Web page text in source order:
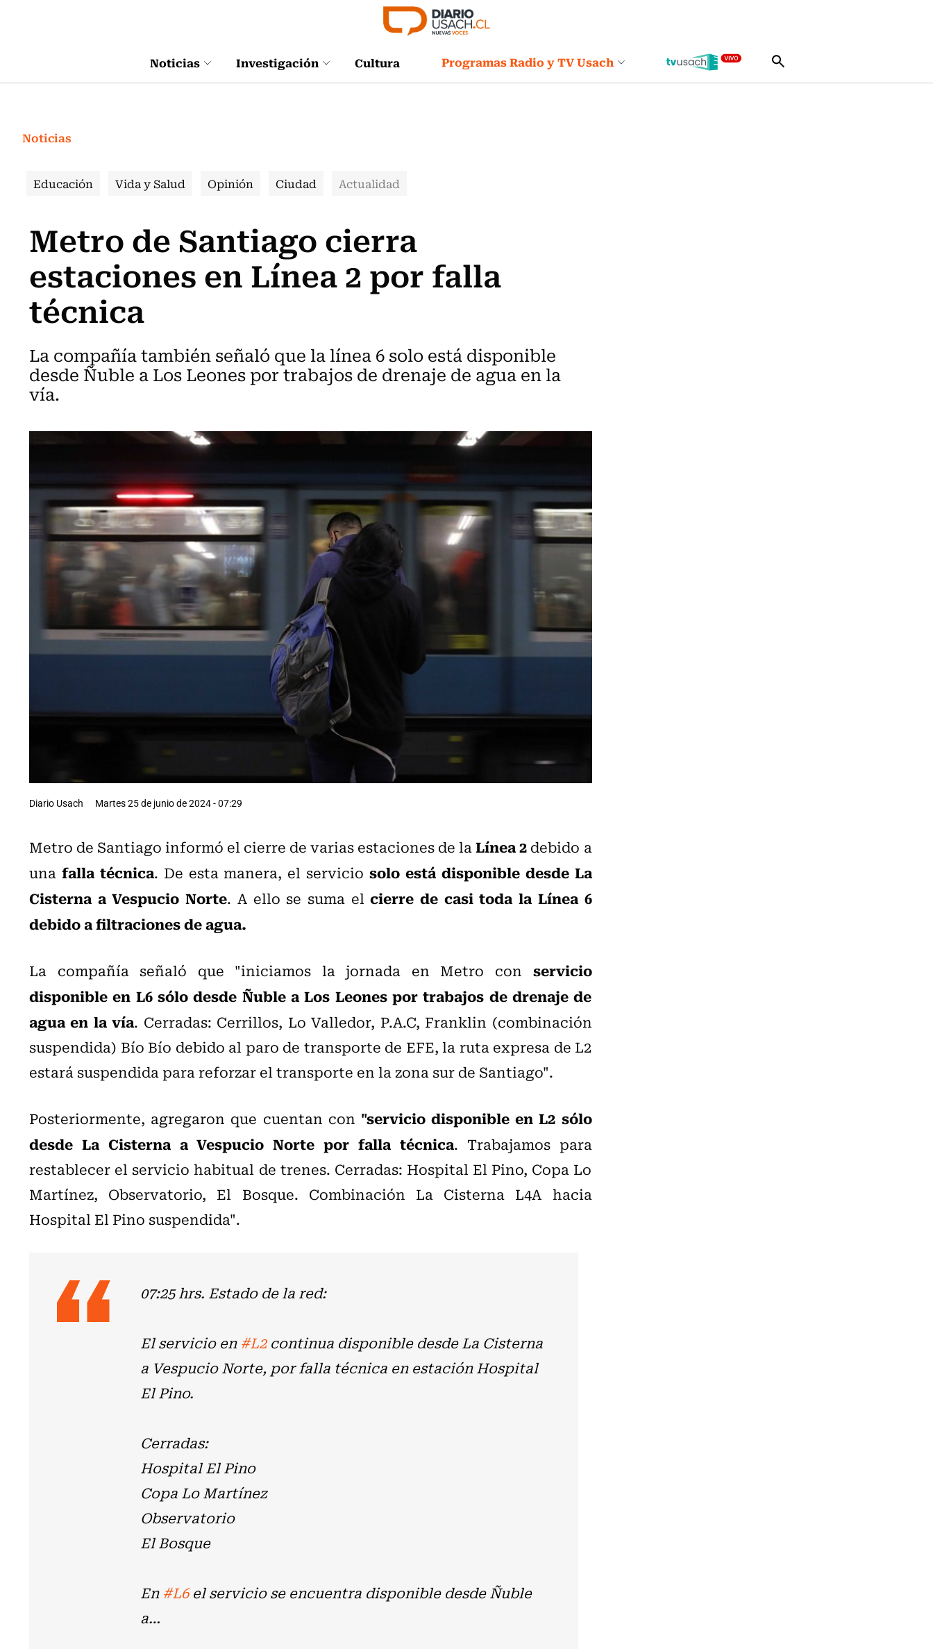
Noticias Investigación Cultura Programas Radio y TV Usach
Noticias
Educación Vida y Salud Opinión Ciudad Actualidad
Metro de Santiago cierra
estaciones en Línea 2 por falla
técnica
La compañía también señaló que la línea 6 solo está disponible
desde Ñuble a Los Leones por trabajos de drenaje de agua en la
vía.
Diario Usach Martes 25 de junio de 2024 - 07:29
Metro de Santiago informó el cierre de varias estaciones de laLínea 2debido a
una falla técnica. De esta manera, el servicio solo está disponible desde La
Cisterna a Vespucio Norte. A ello se suma elcierre de casi toda la Línea 6
debido a filtraciones de agua.
La compañía señaló que "iniciamos la jornada en Metro con servicio
disponible en L6 sólo desde Ñuble a Los Leones por trabajos de drenaje de
agua en la vía. Cerradas: Cerrillos, Lo Valledor, P.A.C, Franklin (combinación
suspendida) Bío Bío debido al paro de transporte de EFE, la ruta expresa de L2
estará suspendida para reforzar el transporte en la zona sur de Santiago".
Posteriormente, agregaron que cuentan con "servicio disponible en L2 sólo
desde La Cisterna a Vespucio Norte por falla técnica. Trabajamos para
restablecer el servicio habitual de trenes. Cerradas: Hospital El Pino, Copa Lo
Martínez, Observatorio, El Bosque. Combinación La Cisterna L4A hacia
Hospital El Pino suspendida".
07:25 hrs. Estado de la red:
El servicio en#L2continua disponible desde La Cisterna
a Vespucio Norte, por falla técnica en estación Hospital
El Pino.
Cerradas:
Hospital El Pino
Copa Lo Martínez
Observatorio
El Bosque
En#L6el servicio se encuentra disponible desde Ñuble
a…